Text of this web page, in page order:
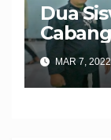
Dua
MAR 7, 2022